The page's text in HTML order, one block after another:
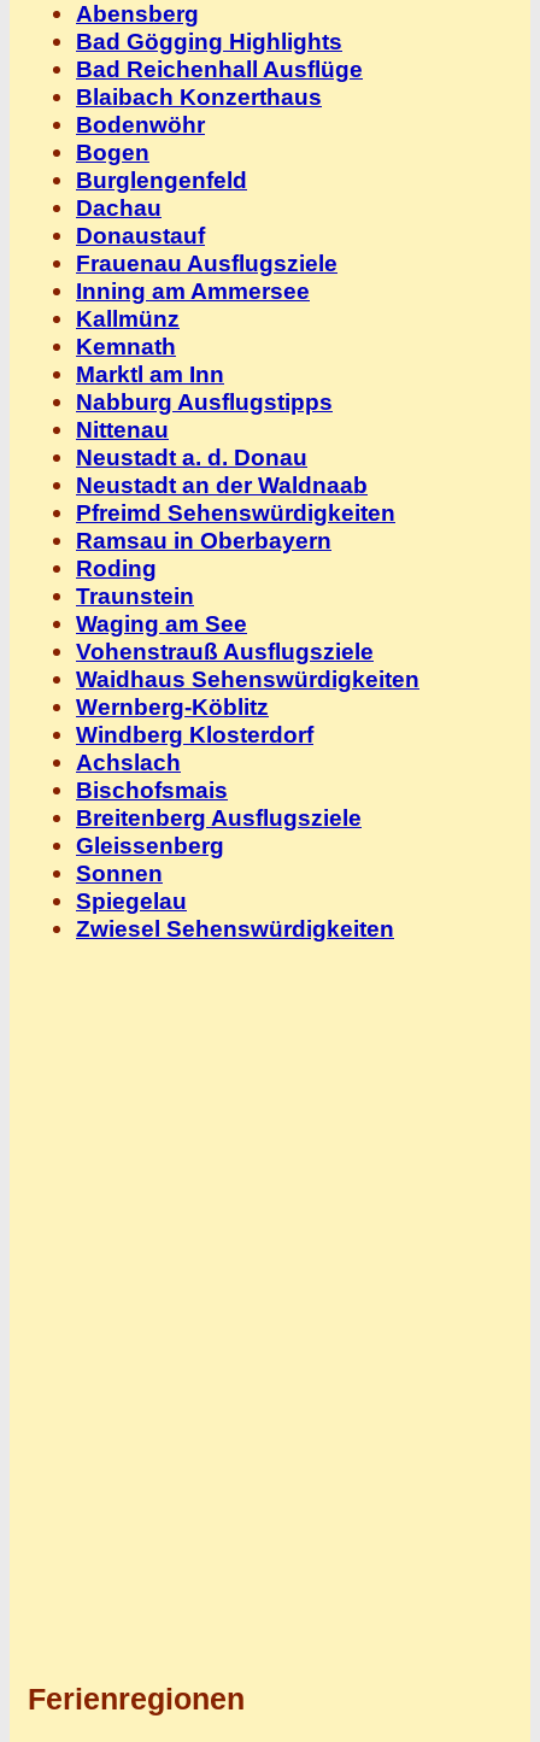
Abensberg
Bad Gögging Highlights
Bad Reichenhall Ausflüge
Blaibach Konzerthaus
Bodenwöhr
Bogen
Burglengenfeld
Dachau
Donaustauf
Frauenau Ausflugsziele
Inning am Ammersee
Kallmünz
Kemnath
Marktl am Inn
Nabburg Ausflugstipps
Nittenau
Neustadt a. d. Donau
Neustadt an der Waldnaab
Pfreimd Sehenswürdigkeiten
Ramsau in Oberbayern
Roding
Traunstein
Waging am See
Vohenstrauß Ausflugsziele
Waidhaus Sehenswürdigkeiten
Wernberg-Köblitz
Windberg Klosterdorf
Achslach
Bischofsmais
Breitenberg Ausflugsziele
Gleissenberg
Sonnen
Spiegelau
Zwiesel Sehenswürdigkeiten
Ferienregionen